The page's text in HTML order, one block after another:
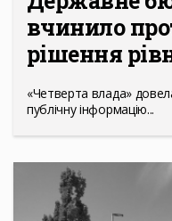
вчинило
рішення
«Четверта влада»
публічну інформацію...